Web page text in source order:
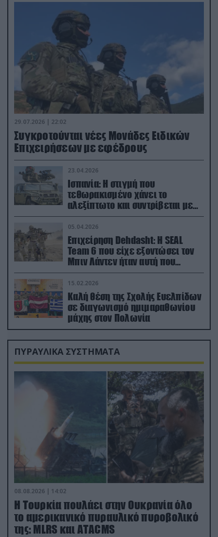
29.07.2026 | 22:02
Συγκροτούνται νέες Μονάδες Ειδικών
Επιχειρήσεων με εφέδρους
23.04.2026
Ισπανία: Η στιγμή που
τεθωρακισμένο χάνει το
αλεξίπτωτο και συντρίβεται με
ορμή στο έδαφος (βίντεο)
05.04.2026
Επιχείρηση Dehdasht: Η SEAL
Team 6 που είχε εξοντώσει τον
Μπιν Λάντεν ήταν αυτή που
διέσωσε τον πιλότο του F-15
15.02.2026
Καλή θέση της Σχολής Ευελπίδων
σε διαγωνισμό ημιμαραθωνίου
μάχης στον Πολωνία
ΠΥΡΑΥΛΙΚΑ ΣΥΣΤΗΜΑΤΑ
08.08.2026 | 14:02
Η Τουρκία πουλάει στην Ουκρανία όλο
το αμερικανικό πυραυλικό πυροβολικό
της: MLRS και ΑΤΑCMS